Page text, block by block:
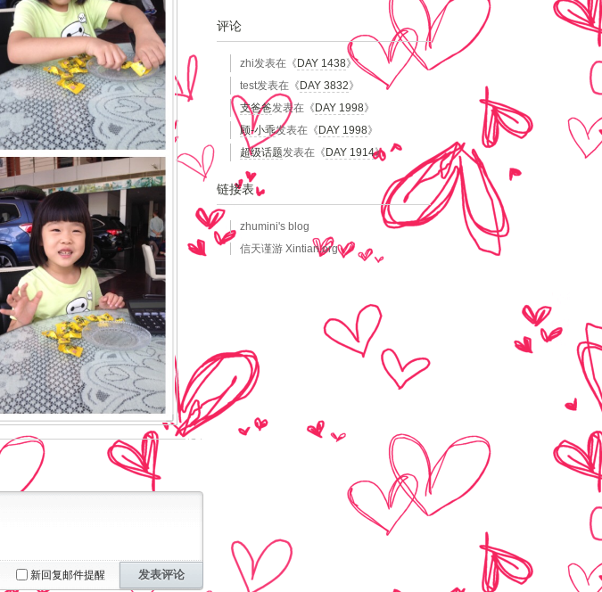
新回复邮件提醒 发表评论
评论
zhi发表在《 DAY 1438》
test发表在《 DAY 3832》
支爸爸发表在《 DAY 1998》
顾-小乖发表在《 DAY 1998》
超级话题发表在《 DAY 1914》
链接表
zhumini's blog
信天谨游 Xintian.org